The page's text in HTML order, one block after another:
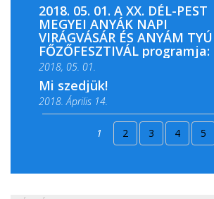
2018. 05. 01. A XX. DÉL-PEST
MEGYEI ANYÁK NAPI
VIRÁGVÁSÁR ÉS ANYÁM
FŐZŐFESZTIVÁL programja:
2018, 05. 01.
Mi szedjük!
2018. Április 14.
2018. Április 15.
1 2 3 4 5